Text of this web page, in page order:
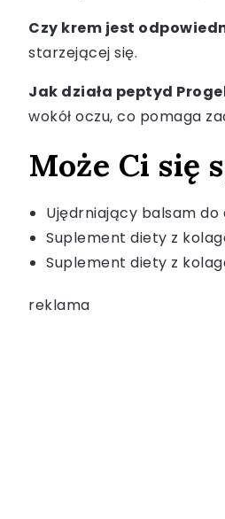
Czy krem jest
starzejącej się.
Jak działa peptyd
wokół oczu, co pomaga
Może Ci się
Ujędrniający balsam do
Suplement diety z
Suplement diety z
reklama